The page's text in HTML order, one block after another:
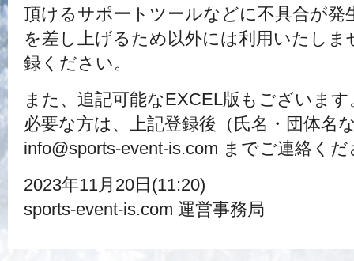
頂けるサポートツールなどに不具合が発
を差し上げるため以外には利用いたし
録ください。
また、追記可能なEXCEL版もございます
必要な方は、上記登録後（氏名・団体名
info@sports-event-is.com までご連絡く
2023年11月20日(11:20)
sports-event-is.com 運営事務局